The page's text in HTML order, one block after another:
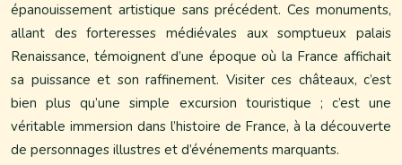
épanouissement artistique sans précédent. Ces monuments,
allant des forteresses médiévales aux somptueux palais
Renaissance, témoignent d’une époque où la France affichait
sa puissance et son raffinement. Visiter ces châteaux, c’est
bien plus qu’une simple excursion touristique ; c’est une
véritable immersion dans l’histoire de France, à la découverte
de personnages illustres et d’événements marquants.